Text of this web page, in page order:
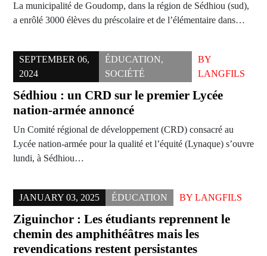
La municipalité de Goudomp, dans la région de Sédhiou (sud),
a enrôlé 3000 élèves du préscolaire et de l’élémentaire dans…
SEPTEMBER 06,
2024
ÉDUCATION,
SOCIÉTÉ
BY
LANGFILS
Sédhiou : un CRD sur le premier Lycée
nation-armée annoncé
Un Comité régional de développement (CRD) consacré au
Lycée nation-armée pour la qualité et l’équité (Lynaque) s’ouvre
lundi, à Sédhiou…
JANUARY 03, 2025 ÉDUCATION BY LANGFILS
Ziguinchor : Les étudiants reprennent le
chemin des amphithéâtres mais les
revendications restent persistantes